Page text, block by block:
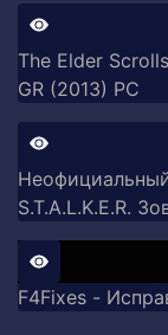
The Elder
GR (2013) PC
S.T.A.L.K.E.R.
F4Fixes -